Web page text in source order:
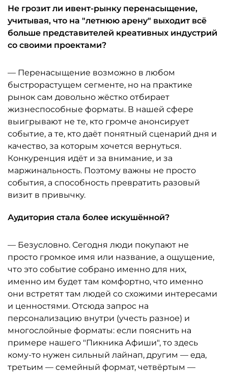
Не грозит ли ивент-рынку перенасыщение,
учитывая, что на "летнюю арену" выходит всё
больше представителей креативных индустрий
со своими проектами?
— Перенасыщение возможно в любом
быстрорастущем сегменте, но на практике
рынок сам довольно жёстко отбирает
жизнеспособные форматы. В нашей сфере
выигрывают не те, кто громче анонсирует
событие, а те, кто даёт понятный сценарий дня и
качество, за которым хочется вернуться.
Конкуренция идёт и за внимание, и за
маржинальность. Поэтому важны не просто
события, а способность превратить разовый
визит в привычку.
Аудитория стала более искушённой?
— Безусловно. Сегодня люди покупают не
просто громкое имя или название, а ощущение,
что это событие собрано именно для них,
именно им будет там комфортно, что именно
они встретят там людей со схожими интересами
и ценностями. Отсюда запрос на
персонализацию внутри (учесть разное) и
многослойные форматы: если пояснить на
примере нашего "Пикника Афиши", то здесь
кому-то нужен сильный лайнап, другим — еда,
третьим — семейный формат, четвёртым —